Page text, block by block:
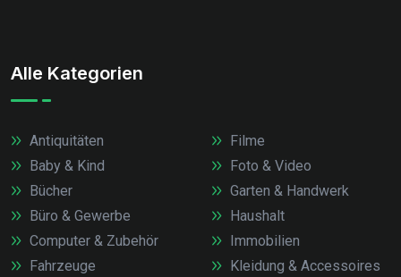
Alle Kategorien
Antiquitäten
Baby & Kind
Bücher
Büro & Gewerbe
Computer & Zubehör
Fahrzeuge
Filme
Foto & Video
Garten & Handwerk
Haushalt
Immobilien
Kleidung & Accessoires